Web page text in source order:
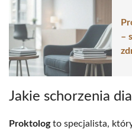
–
Jakie schorzenia
Proktologto specjalista,